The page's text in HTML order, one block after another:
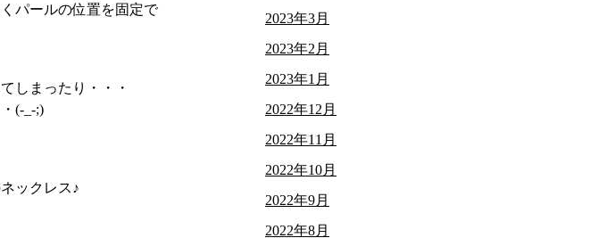
パールの位置を固定で
しまったり・・・
(-_-;)
ックレス♪
2023年3月
2023年2月
2023年1月
2022年12月
2022年11月
2022年10月
2022年9月
2022年8月